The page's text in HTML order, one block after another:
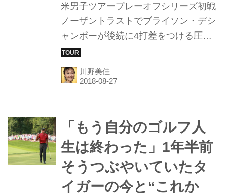
米男子ツアープレーオフシリーズ初戦
ノーザントラストでブライソン・デシ
ャンボーが後続に4打差をつける圧勝
で今季2勝目を挙げた。なにかとお騒
がせの24歳の良い顔、悪い顔とは？
川野美佳
「もう自分のゴルフ人
生は終わった」1年半前
そうつぶやいていたタ
イガーの今と“これか